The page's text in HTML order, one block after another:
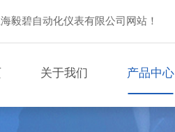
毅碧自动化仪表有限公司网站！
关于我们 产品中心